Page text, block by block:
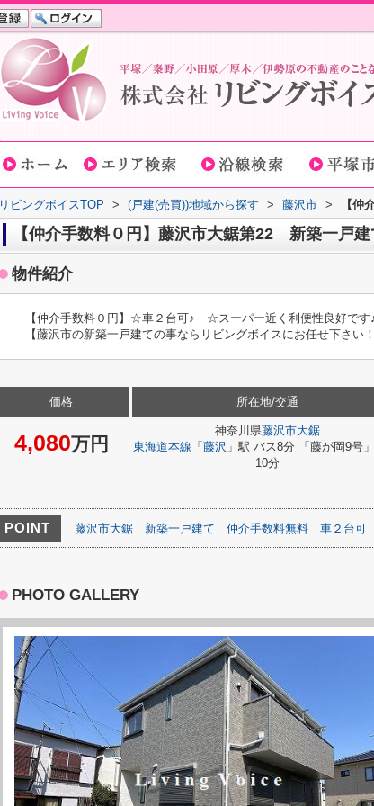
リビングボイスTOP > (戸建(売買))地域から探す > 藤沢市 > 【
【仲介手数料０円】藤沢市大鋸第22 新築一戸
物件紹介
【仲介手数料０円】☆車２台可♪ ☆スーパー近く利便性良好
【藤沢市の新築一戸建ての事ならリビングボイスにお任せ下さい！
価格
4,080万円
所在地/交通
神奈川県藤沢市大鋸
東海道本線 「 藤沢 」駅 バス8分 「藤が岡9号
10分
POINT 藤沢市大鋸 新築一戸建て 仲介手数料無料 車２台可
PHOTO GALLERY